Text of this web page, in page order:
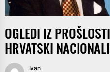
OGLEDI IZ
HRVATSKI
Ivan